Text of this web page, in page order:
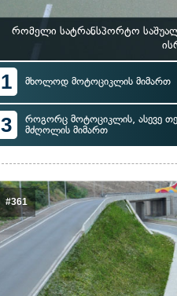
რომელი სატრანსპორტო
1 მხოლოდ მოტოციკლის მიმართ
3
როგორც მოტოციკლის, ასევე
მძღოლის მიმართ
#361